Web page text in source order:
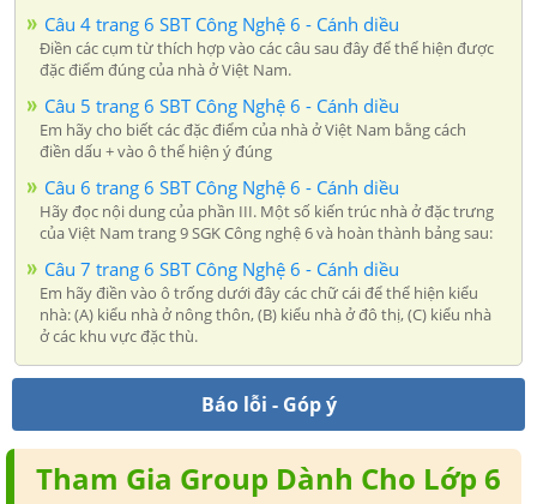
Câu 4 trang 6 SBT Công Nghệ 6 - Cánh diều
Điền các cụm từ thích hợp vào các câu sau đây để thể hiện được
đặc điểm đúng của nhà ở Việt Nam.
Câu 5 trang 6 SBT Công Nghệ 6 - Cánh diều
Em hãy cho biết các đặc điểm của nhà ở Việt Nam bằng cách
điền dấu + vào ô thể hiện ý đúng
Câu 6 trang 6 SBT Công Nghệ 6 - Cánh diều
Hãy đọc nội dung của phần III. Một số kiến trúc nhà ở đặc trưng
của Việt Nam trang 9 SGK Công nghệ 6 và hoàn thành bảng sau:
Câu 7 trang 6 SBT Công Nghệ 6 - Cánh diều
Em hãy điền vào ô trống dưới đây các chữ cái để thể hiện kiểu
nhà: (A) kiểu nhà ở nông thôn, (B) kiểu nhà ở đô thị, (C) kiểu nhà
ở các khu vực đặc thù.
Báo lỗi - Góp ý
Tham Gia Group Dành Cho Lớp 6